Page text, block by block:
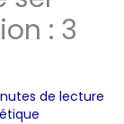
: 3
de lecture